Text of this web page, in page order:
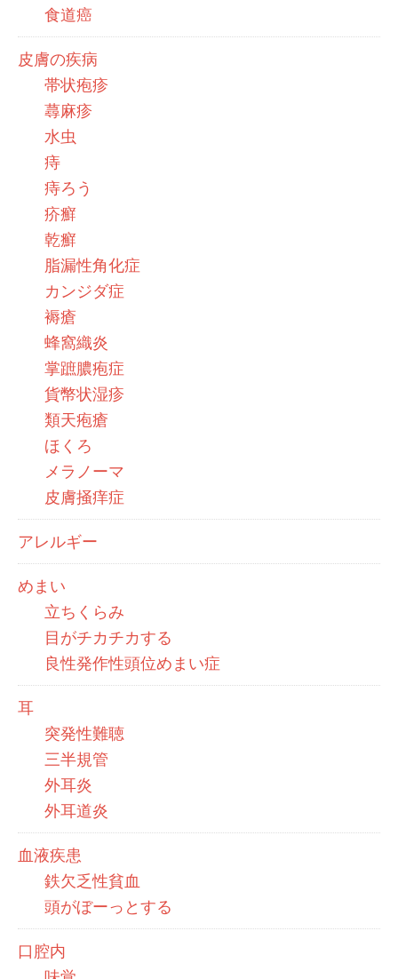
食道癌
皮膚の疾病
帯状疱疹
蕁麻疹
水虫
痔
痔ろう
疥癬
乾癬
脂漏性角化症
カンジダ症
褥瘡
蜂窩織炎
掌蹠膿疱症
貨幣状湿疹
類天疱瘡
ほくろ
メラノーマ
皮膚掻痒症
アレルギー
めまい
立ちくらみ
目がチカチカする
良性発作性頭位めまい症
耳
突発性難聴
三半規管
外耳炎
外耳道炎
血液疾患
鉄欠乏性貧血
頭がぼーっとする
口腔内